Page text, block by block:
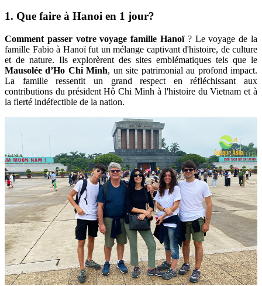
1. Que faire à Hanoi en 1 jour?
Comment passer votre voyage famille Hanoï ? Le voyage de la
famille Fabio à Hanoï fut un mélange captivant d'histoire, de culture
et de nature. Ils explorèrent des sites emblématiques tels que le
Mausolée d’Ho Chi Minh, un site patrimonial au profond impact.
La famille ressentit un grand respect en réfléchissant aux
contributions du président Hô Chi Minh à l'histoire du Vietnam et à
la fierté indéfectible de la nation.